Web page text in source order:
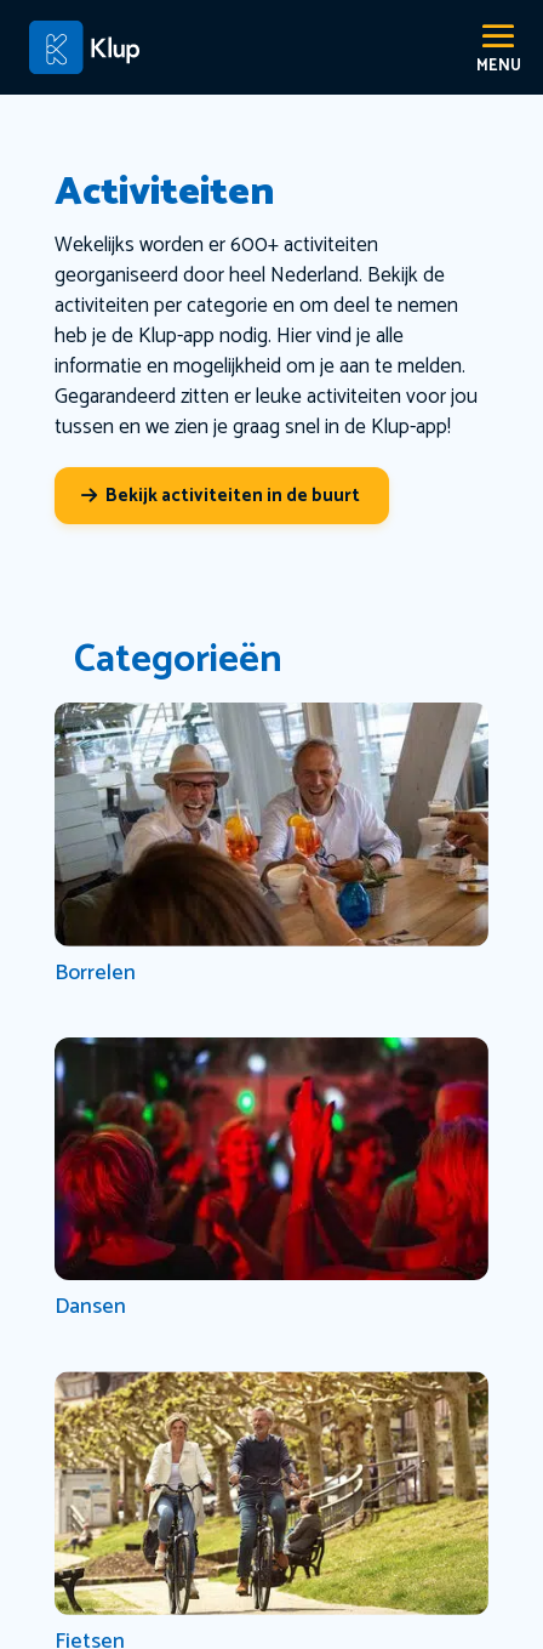
Activiteiten
Wekelijks worden er 600+ activiteiten
georganiseerd door heel Nederland. Bekijk de
activiteiten per categorie en om deel te nemen
heb je de Klup-app nodig. Hier vind je alle
informatie en mogelijkheid om je aan te melden.
Gegarandeerd zitten er leuke activiteiten voor jou
tussen en we zien je graag snel in de Klup-app!
Bekijk activiteiten in de buurt
Categorieën
Borrelen
Dansen